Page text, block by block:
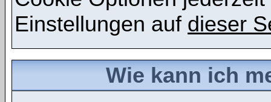
Einstellungen auf dieser
Wie kann ich